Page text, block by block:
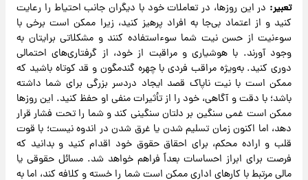
تعبیر: در این روزها، در تعاملات خود با دیگران جانب احتیاط را رعایت
کنید و از اعتماد بی‌جا به افراد پرهیز کنید، زیرا ممکن است برخی با
سوءنیت از حسن نیت شما سوءاستفاده کنند و مشکلاتی برایتان به
وجود آورند. با هوشیاری و مراقبت از خود، از گرفتاری‌های احتمالی
دوری کنید. به‌ویژه مراقب فردی با چهره گندمگون و قد کوتاه باشید که
ممکن است با نیت ناپاک قصد ایجاد دردسر بزرگی برای شما داشته
باشد؛ با دقت و آگاهی، خود را از تأثیرات منفی او حفظ کنید. این روزها
ممکن است غمی سنگین بر دلتان سنگینی کند و شما را تحت فشار قرار
دهد، اما اکنون زمان تسلیم شدن یا غرق شدن در اندوه نیست؛ با قوت
قلب و اراده محکم، برای احقاق حقوق خود اقدام کنید و بدانید که
فرصت برای ابراز احساسات بعداً فراهم خواهد شد. مسائل حقوقی یا
مالی مرتبط با کارهای اداری ممکن است شما را خسته و کلافه کند، اما به